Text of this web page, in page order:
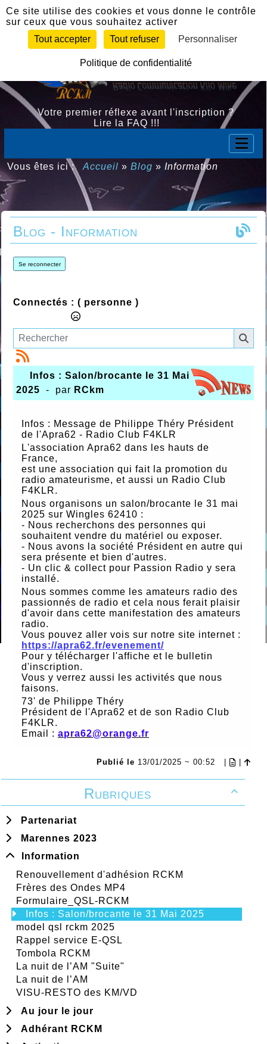
Votre premier réflexe avant l'inscription ?
Lire la FAQ !!!
Vous êtes ici : Accueil » Blog » Information

Rubriques
Partenariat
Marennes 2023
Information
Renouvellement d'adhésion RCKM
Frères des Ondes MP4
Formulaire_QSL-RCKM
Infos : Salon/brocante le 31 Mai 2025
model qsl rckm 2025
Rappel service E-QSL
Tombola RCKM
La nuit de l’AM "Suite"
La nuit de l’AM
VISU-RESTO des KM/VD
Au jour le jour
Adhérant RCKM
Blog - Information
Se reconnecter
Connectés : ( personne )
Infos : Salon/brocante le 31 Mai
2025 - par RCkm
Infos : Message de Philippe Théry Président
de l'Apra62 - Radio Club F4KLR
L'association Apra62 dans les hauts de
France,
est une association qui fait la promotion du
radio amateurisme, et aussi un Radio Club
F4KLR.
Nous organisons un salon/brocante le 31 mai
2025 sur Wingles 62410 :
- Nous recherchons des personnes qui
souhaitent vendre du matériel ou exposer.
- Nous avons la société Président en autre qui
sera présente et bien d'autres.
- Un clic & collect pour Passion Radio y sera
installé.
Nous sommes comme les amateurs radio des
passionnés de radio et cela nous ferait plaisir
d'avoir dans cette manifestation des amateurs
radio.
Vous pouvez aller vois sur notre site internet :
https://apra62.fr/evenement/
Pour y télécharger l'affiche et le bulletin
d'inscription.
Vous y verrez aussi les activités que nous
faisons.
73' de Philippe Théry
Président de l'Apra62 et de son Radio Club
F4KLR.
Email : apra62@orange.fr
Publié le 13/01/2025 ~ 00:52
Panneau de gestion des cookies
Ce site utilise des cookies et vous donne le contrôle
sur ceux que vous souhaitez activer
Tout accepter
Tout refuser Personnaliser
Politique de confidentialité